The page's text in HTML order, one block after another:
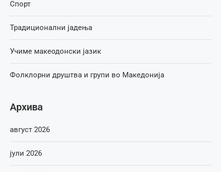
Спорт
Традиционални јадења
Учиме макеодонски јазик
Фолклорни друштва и групи во Македонија
Архива
август 2026
јули 2026